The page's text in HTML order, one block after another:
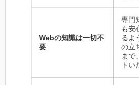
Webの知識は一切不
要
専門
も安
るよ
の立
まで
トい